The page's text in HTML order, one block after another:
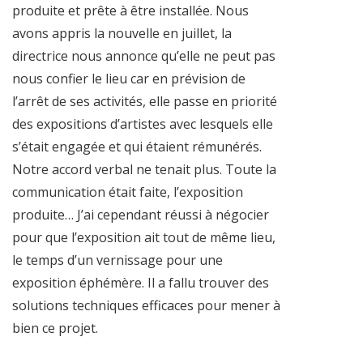
produite et prête à être installée. Nous
avons appris la nouvelle en juillet, la
directrice nous annonce qu’elle ne peut pas
nous confier le lieu car en prévision de
l’arrêt de ses activités, elle passe en priorité
des expositions d’artistes avec lesquels elle
s’était engagée et qui étaient rémunérés.
Notre accord verbal ne tenait plus. Toute la
communication était faite, l’exposition
produite… J’ai cependant réussi à négocier
pour que l’exposition ait tout de même lieu,
le temps d’un vernissage pour une
exposition éphémère. Il a fallu trouver des
solutions techniques efficaces pour mener à
bien ce projet.